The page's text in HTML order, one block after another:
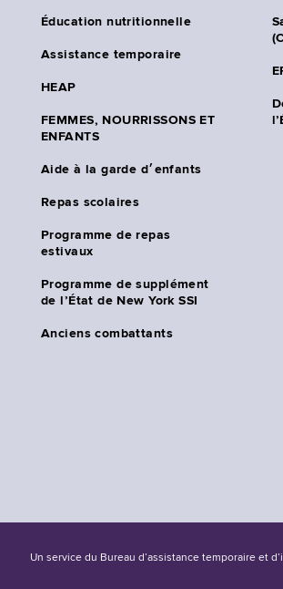
Éducation nutritionnelle
Assistance temporaire
HEAP
FEMMES, NOURRISSONS ET
ENFANTS
Aide à la garde d׳enfants
Repas scolaires
Programme de repas
estivaux
Programme de supplément
de l’État de New York SSI
Anciens combattants
Un service du Bureau d’assistance temporaire et